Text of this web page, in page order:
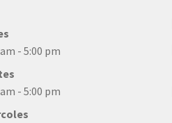
- 5:00 pm
- 5:00 pm